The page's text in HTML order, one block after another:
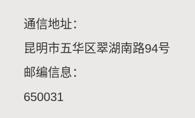
通信地址：
昆明市五华区翠湖南路94号
邮编信息：
650031